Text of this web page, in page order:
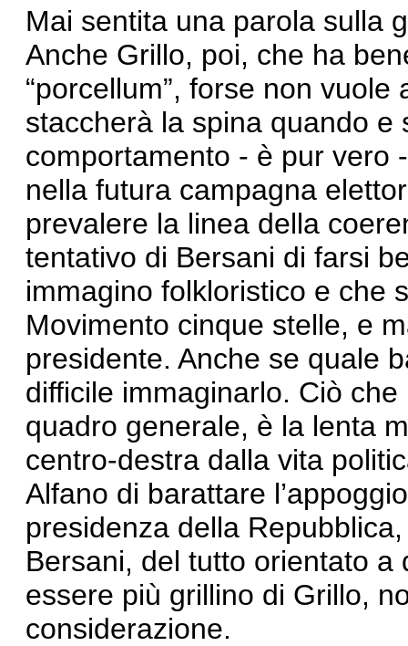
Mai sentita una parola sulla
Anche Grillo, poi, che ha
“porcellum”, forse non
staccherà la spina quando e
comportamento - è pur vero
nella futura campagna
prevalere la linea della
tentativo di Bersani di farsi
immagino folkloristico e che
Movimento cinque stelle, e
presidente. Anche se quale
difficile immaginarlo. Ciò
quadro generale, è la lenta
centro-destra dalla vita
Alfano di barattare
presidenza della
Bersani, del tutto orientato
essere più grillino di Grillo,
considerazione.